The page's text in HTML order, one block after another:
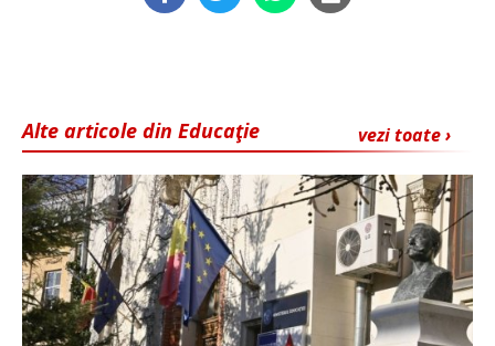
vezi toate ›
Alte articole din Educaţie